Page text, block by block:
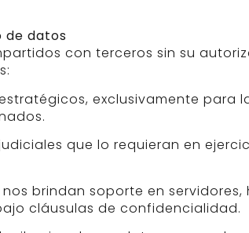
de datos
con terceros sin su
exclusivamente para
que lo requieran en
brindan soporte en servidores,
cláusulas de confidencialidad.